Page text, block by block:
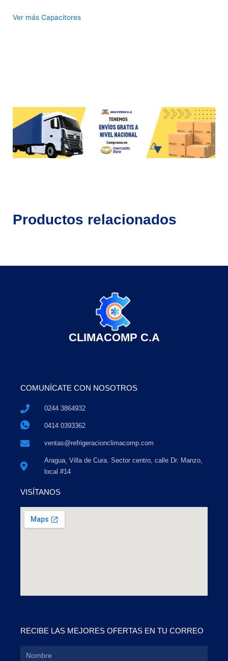
Ver más Capacitores
Productos relacionados
CLIMACOMP C.A
COMUNÍCATE CON NOSOTROS
0244 3864932
0414 0393362
ventas@refrigeracionclimacomp.com
Aragua, Villa de Cura. Sector centro, calle Dr. Manzo,
local #14
VISÍTANOS
RECIBE LAS MEJORES OFERTAS EN TU CORREO